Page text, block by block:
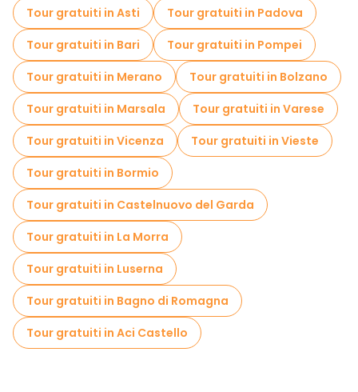
Tour gratuiti in Asti
Tour gratuiti in Padova
Tour gratuiti in Bari
Tour gratuiti in Pompei
Tour gratuiti in Merano
Tour gratuiti in Bolzano
Tour gratuiti in Marsala
Tour gratuiti in Varese
Tour gratuiti in Vicenza
Tour gratuiti in Vieste
Tour gratuiti in Bormio
Tour gratuiti in Castelnuovo del Garda
Tour gratuiti in La Morra
Tour gratuiti in Luserna
Tour gratuiti in Bagno di Romagna
Tour gratuiti in Aci Castello